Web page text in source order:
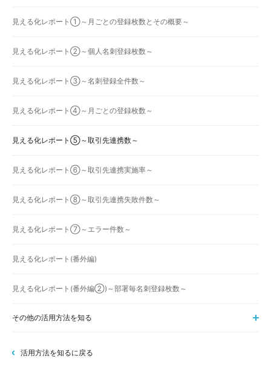
見える化レポート①～月ごとの登録枚数とその概要～
見える化レポート②～個人名刺登録枚数～
見える化レポート③～名刺登録全件数～
見える化レポート④～月ごとの登録枚数～
見える化レポート⑤～取引先連携数～
見える化レポート⑥～取引先連携実施率～
見える化レポート⑧～取引先連携失敗件数～
見える化レポート⑦～エラー件数～
見える化レポート(番外編)
見える化レポート(番外編②)～部署毎名刺登録枚数～
その他の活用方法を知る
活用方法を知るに戻る